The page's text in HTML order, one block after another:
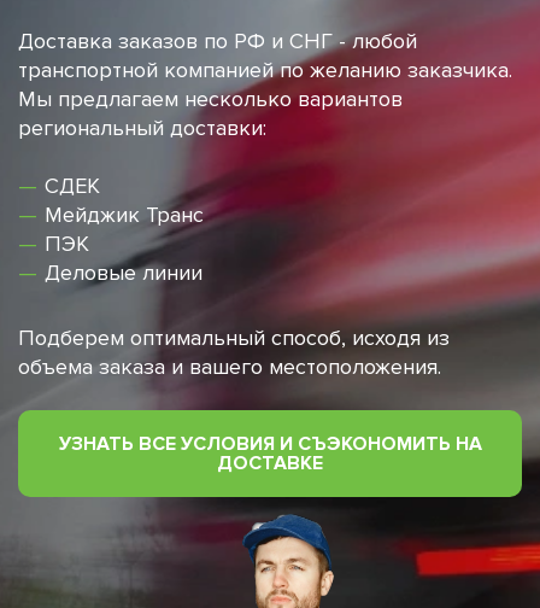
Доставка заказов по РФ и СНГ - любой
транспортной компанией по желанию заказчика.
Мы предлагаем несколько вариантов
региональный доставки:
СДЕК
⁠Мейджик Транс
ПЭК
Деловые линии
Подберем оптимальный способ, исходя из
объема заказа и вашего местоположения.
УЗНАТЬ ВСЕ УСЛОВИЯ И СЪЭКОНОМИТЬ НА
ДОСТАВКЕ